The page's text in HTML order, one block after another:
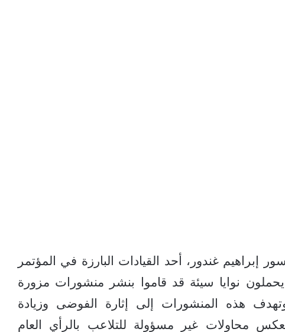
إبراهيم غندور، أحد القيادات البارزة في المؤتمر
نوايا سيئة قد قاموا بنشر منشورات مزورة
هذه المنشورات إلى إثارة الفوضى وزيادة
محاولات غير مسؤولة للتلاعب بالرأي العام